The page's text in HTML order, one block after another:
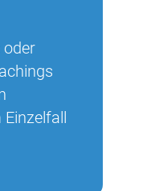
oder